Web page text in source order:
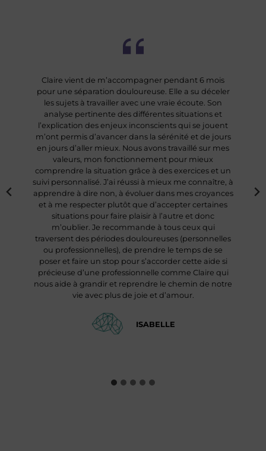
Claire vient de m’accompagner pendant 6 mois
pour une séparation douloureuse. Elle a su déceler
les sujets à travailler avec une vraie écoute. Son
analyse pertinente des différentes situations et
l’explication des enjeux inconscients qui se jouent
m’ont permis d’avancer dans la sérénité et de jours
en jours d’aller mieux. Nous avons travaillé sur mes
valeurs, mon fonctionnement pour mieux
comprendre la situation grâce à des exercices et un
suivi personnalisé. J’ai réussi à mieux me connaître, à
apprendre à dire non, à évoluer dans mes croyances
et à me respecter plutôt que d’accepter certaines
situations pour faire plaisir à l’autre et donc
m’oublier. Je recommande à tous ceux qui
traversent des périodes douloureuses (personnelles
ou professionnelles), de prendre le temps de se
poser et faire un stop pour s’accorder cette aide si
précieuse d’une professionnelle comme Claire qui
nous aide à grandir et reprendre le chemin de notre
vie avec plus de joie et d’amour.
ISABELLE